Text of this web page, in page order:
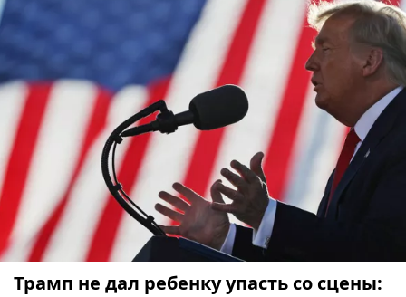
Трамп не дал ребенку упасть со сцены: